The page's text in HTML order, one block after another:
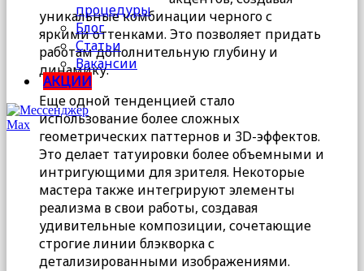
процедуры
Блог
Статьи
Вакансии
АКЦИИ
уникальные комбинации черного с
яркими оттенками. Это позволяет придать
работам дополнительную глубину и
динамику.
Еще одной тенденцией стало
использование более сложных
геометрических паттернов и 3D-эффектов.
Это делает татуировки более объемными и
интригующими для зрителя. Некоторые
мастера также интегрируют элементы
реализма в свои работы, создавая
удивительные композиции, сочетающие
строгие линии блэкворка с
детализированными изображениями.